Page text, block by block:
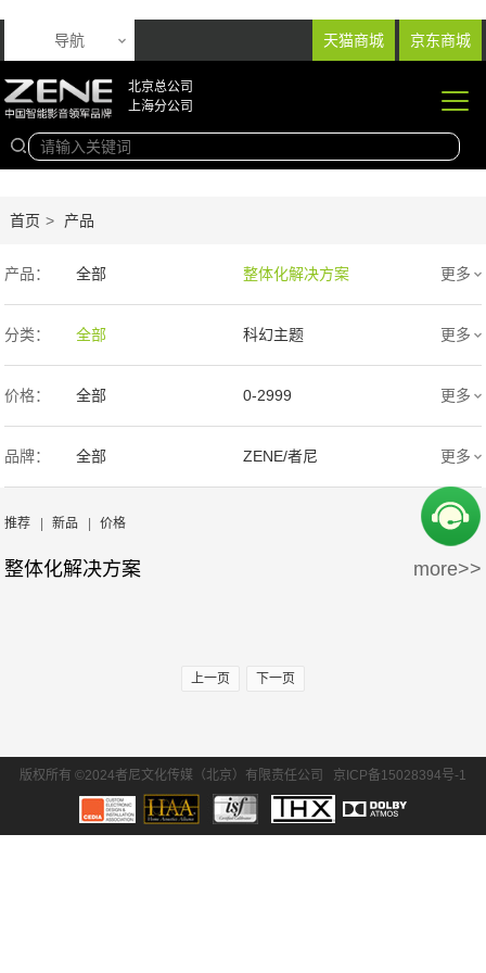
天猫商城 京东商城
导航
北京总公司
上海分公司
首页 > 产品
产品： 全部 整体化解决方案
音响产品 投影产品
专业扩声音箱 幕布产品
声学产品 智能产品
周边产品
更多
分类： 全部 科幻主题
欧式 新中式
现代简约 简欧
更多
价格： 全部 0-2999
3000-9999 1万-5万
5万-15万
30万-50万
更多
品牌： 全部 ZENE/者尼 更多
推荐 | 新品 | 价格
整体化解决方案 more>>
上一页 下一页
版权所有 ©2024者尼文化传媒（北京）有限责任公司 京ICP备15028394号-1